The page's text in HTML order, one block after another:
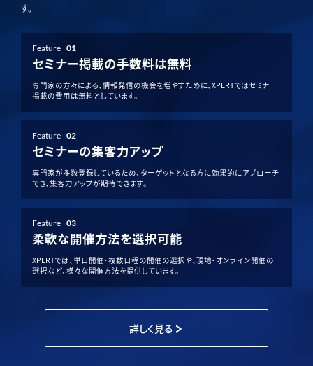
す。
Feature 01
セミナー掲載の手数料は無料
専門家の方々による、情報発信の機会を増やすために、XPERTではセミナー
掲載の費用は無料としています。
Feature 02
セミナーの集客力アップ
専門家が多数登録しているため、ターゲットとなる方に効果的にアプローチ
でき、集客力アップが期待できます。
Feature 03
柔軟な開催方法を選択可能
XPERTでは、単日開催・複数日程の開催の選択や、現地・オンライン開催の
選択など、様々な開催方法を提供しています。
詳しく見る